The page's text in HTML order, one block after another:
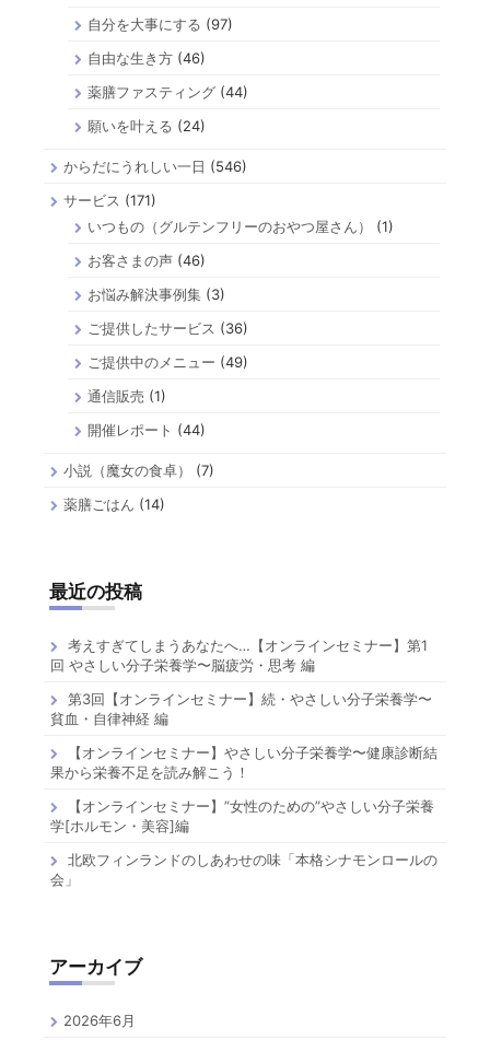
自分を大事にする (97)
自由な生き方 (46)
薬膳ファスティング (44)
願いを叶える (24)
からだにうれしい一日 (546)
サービス (171)
いつもの（グルテンフリーのおやつ屋さん）
(1)
お客さまの声 (46)
お悩み解決事例集 (3)
ご提供したサービス (36)
ご提供中のメニュー (49)
通信販売 (1)
開催レポート (44)
小説（魔女の食卓）
(7)
薬膳ごはん (14)
最近の投稿
考えすぎてしまうあなたへ…【オンラインセミナー】第1
回 やさしい分子栄養学〜脳疲労・思考 編
第3回【オンラインセミナー】続・やさしい分子栄養学〜
貧血・自律神経 編
【オンラインセミナー】やさしい分子栄養学〜健康診断結
果から栄養不足を読み解こう！
【オンラインセミナー】”女性のための”やさしい分子栄養
学[ホルモン・美容]編
北欧フィンランドのしあわせの味「本格シナモンロールの
会」
アーカイブ
2026年6月